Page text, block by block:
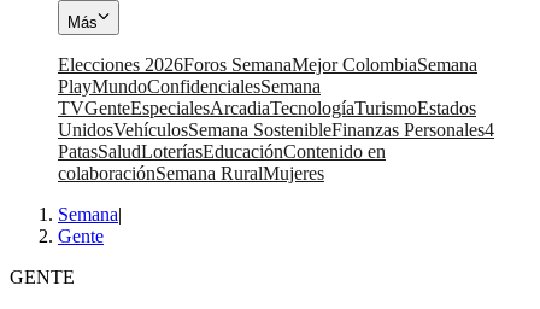
Más
Elecciones 2026Foros SemanaMejor ColombiaSemana
PlayMundoConfidencialesSemana
TVGenteEspecialesArcadiaTecnologíaTurismoEstados
UnidosVehículosSemana SostenibleFinanzas Personales4
PatasSaludLoteríasEducaciónContenido en
colaboraciónSemana RuralMujeres
Semana|
Gente
GENTE